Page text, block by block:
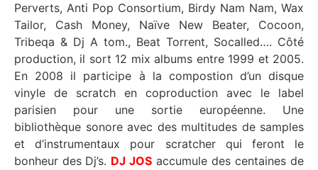
Perverts, Anti Pop Consortium, Birdy Nam Nam, Wax
Tailor, Cash Money, Naïve New Beater, Cocoon,
Tribeqa & Dj A tom., Beat Torrent, Socalled…. Côté
production, il sort 12 mix albums entre 1999 et 2005.
En 2008 il participe à la compostion d’un disque
vinyle de scratch en coproduction avec le label
parisien pour une sortie européenne. Une
bibliothèque sonore avec des multitudes de samples
et d’instrumentaux pour scratcher qui feront le
bonheur des Dj’s. DJ JOS accumule des centaines de